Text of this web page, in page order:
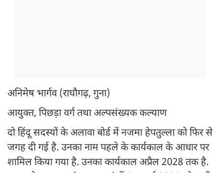
अनिमेष भार्गव (राघौगढ़, गुना)
आयुक्त, पिछड़ा वर्ग तथा अल्पसंख्यक कल्याण
दो हिंदू सदस्यों के अलावा बोर्ड में नजमा हेपतुल्ला को फिर से
जगह दी गई है. उनका नाम पहले के कार्यकाल के आधार पर
शामिल किया गया है. उनका कार्यकाल अप्रैल 2028 तक है.